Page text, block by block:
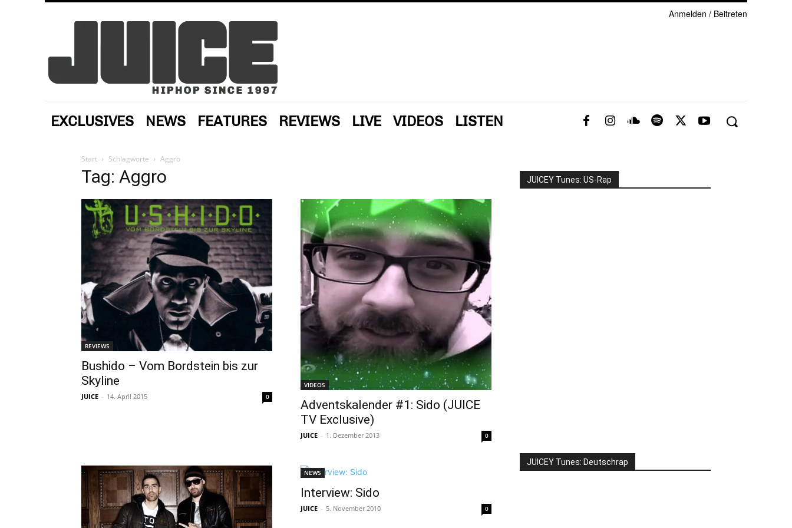
Anmelden / Beitreten
EXCLUSIVES NEWS FEATURES REVIEWS LIVE VIDEOS LISTEN
Start Schlagworte Aggro
Tag: Aggro
REVIEWS
Bushido – Vom Bordstein bis zur
Skyline
JUICE - 14. April 2015 0
VIDEOS
Adventskalender #1: Sido (JUICE
TV Exclusive)
JUICE - 1. Dezember 2013 0
NEWS
Interview: Sido
JUICE - 5. November 2010 0
JUICEY Tunes: US-Rap
JUICEY Tunes: Deutschrap